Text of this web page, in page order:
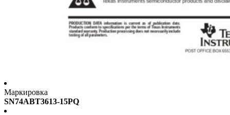
Маркировка
SN74ABT3613-15PQ